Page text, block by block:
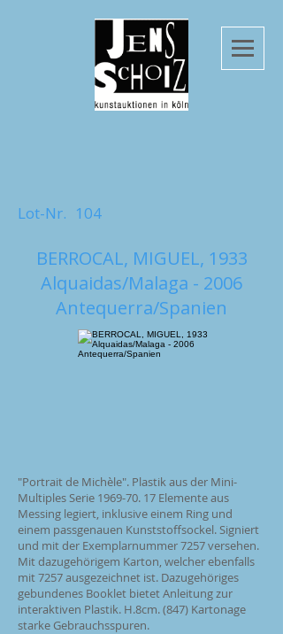
Lot-Nr. 104
BERROCAL, MIGUEL, 1933
Alquaidas/Malaga - 2006
Antequerra/Spanien
"Portrait de Michèle". Plastik aus der Mini-
Multiples Serie 1969-70. 17 Elemente aus
Messing legiert, inklusive einem Ring und
einem passgenauen Kunststoffsockel. Signiert
und mit der Exemplarnummer 7257 versehen.
Mit dazugehörigem Karton, welcher ebenfalls
mit 7257 ausgezeichnet ist. Dazugehöriges
gebundenes Booklet bietet Anleitung zur
interaktiven Plastik. H.8cm. (847) Kartonage
starke Gebrauchsspuren.